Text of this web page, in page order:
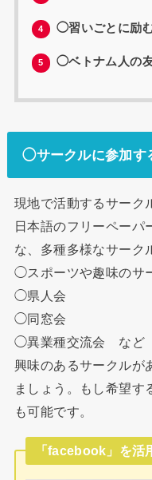
4 ◯習いごとに励
5 ◯ベトナム人の
◯サークルに参加す
現地で活動するサーク
日本語のフリーペーパ
な、多種多様なサーク
◯スポーツや趣味のサ
◯県人会
◯同窓会
◯異業種交流会 など
興味のあるサークルが
ましょう。もし希望す
も可能です。
「facebook」を活